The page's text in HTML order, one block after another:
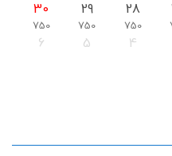
28
750
29
750
30
750
4
5
6